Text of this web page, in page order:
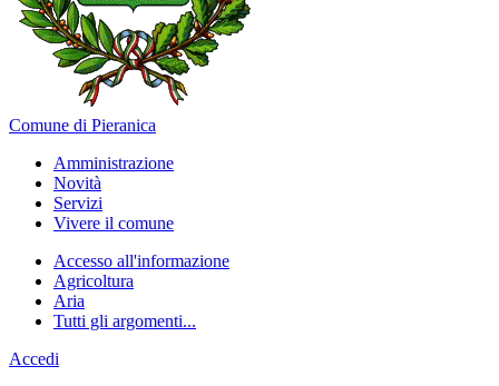
Comune di Pieranica
Amministrazione
Novità
Servizi
Vivere il comune
Accesso all'informazione
Agricoltura
Aria
Tutti gli argomenti...
Accedi